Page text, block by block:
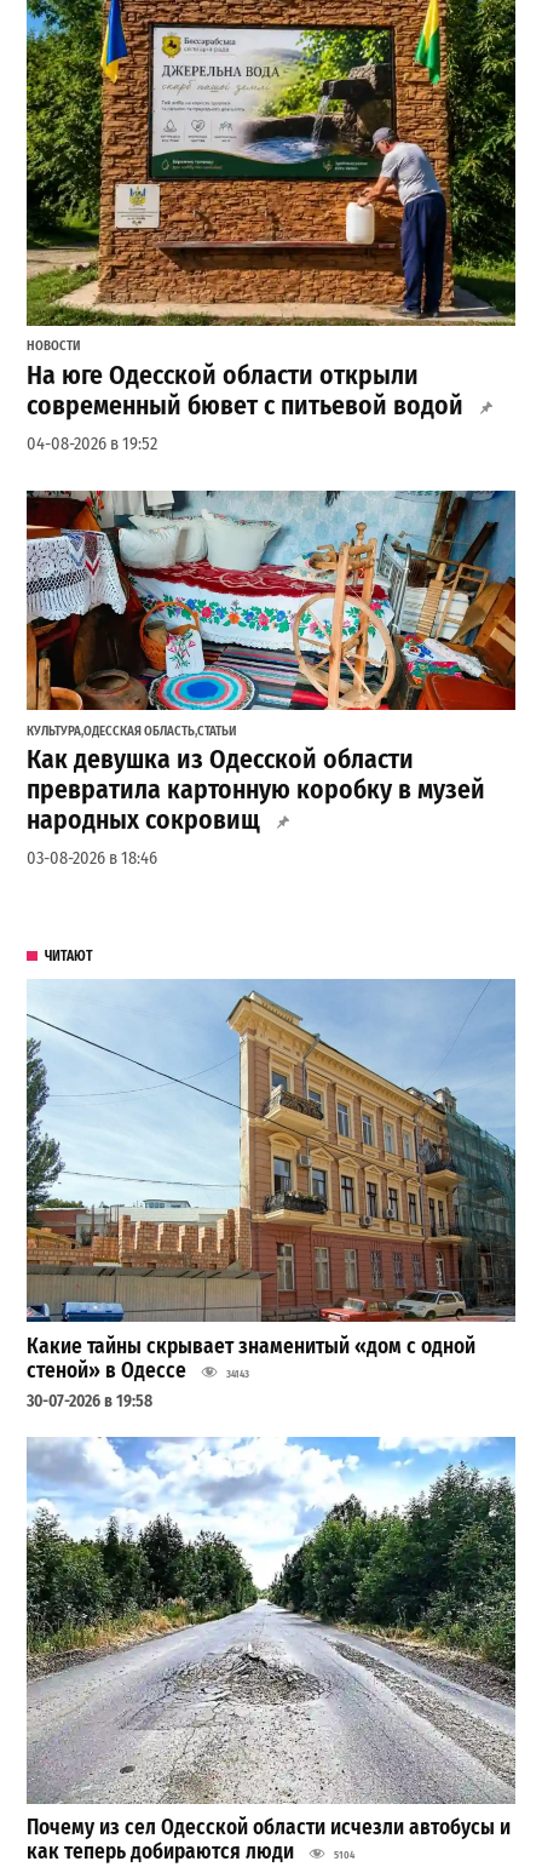
НОВОСТИ
На юге Одесской области открыли
современный бювет с питьевой водой
04-08-2026 в 19:52
КУЛЬТУРА,ОДЕССКАЯ ОБЛАСТЬ,СТАТЬИ
Как девушка из Одесской области
превратила картонную коробку в музей
народных сокровищ
03-08-2026 в 18:46
ЧИТАЮТ
Какие тайны скрывает знаменитый «дом с одной
стеной» в Одессе
34143
30-07-2026 в 19:58
Почему из сел Одесской области исчезли автобусы и
как теперь добираются люди
5104